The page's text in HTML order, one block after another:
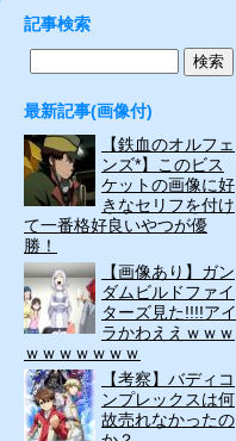
記事検索
最新記事(画像付)
【鉄血のオルフェ
ンズ*】このビス
ケットの画像に好
きなセリフを付け
て一番格好良いやつが優
勝！
【画像あり】ガン
ダムビルドファイ
ターズ見た!!!!アイ
ラかわええｗｗｗ
ｗｗｗｗｗｗｗ
【考察】バディコ
ンプレックスは何
故売れなかったの